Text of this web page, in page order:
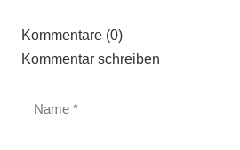
Kommentare (0)
Kommentar schreiben